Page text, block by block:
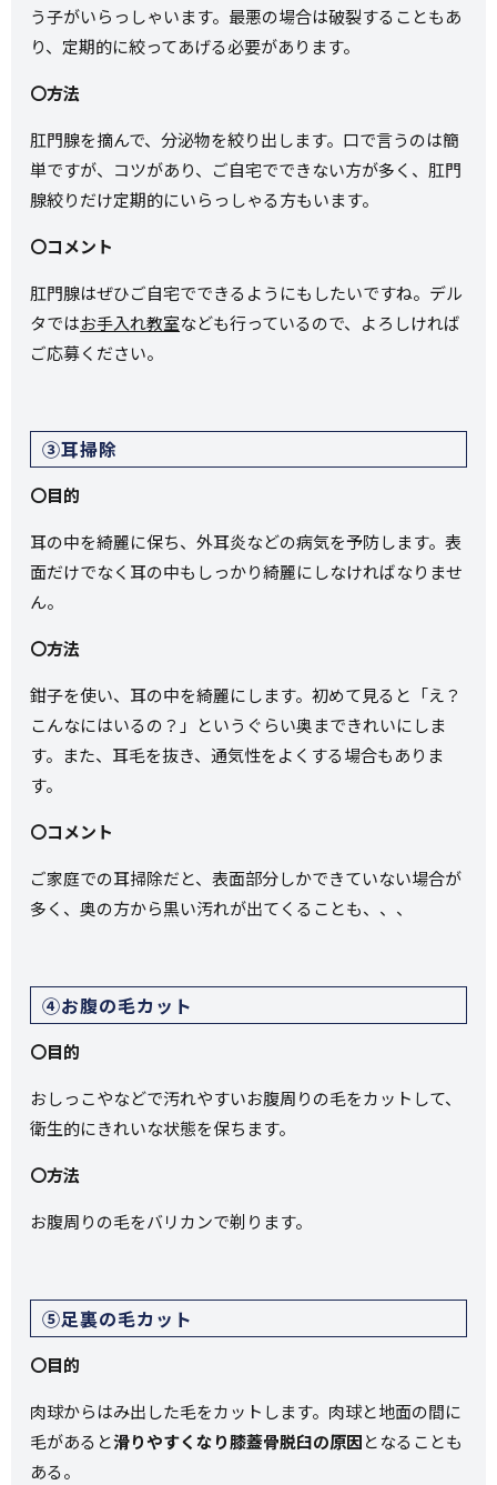
う子がいらっしゃいます。最悪の場合は破裂することもあ
り、定期的に絞ってあげる必要があります。
〇方法
肛門腺を摘んで、分泌物を絞り出します。口で言うのは簡
単ですが、コツがあり、ご自宅でできない方が多く、肛門
腺絞りだけ定期的にいらっしゃる方もいます。
〇コメント
肛門腺はぜひご自宅でできるようにもしたいですね。デル
タではお手入れ教室なども行っているので、よろしければ
ご応募ください。
③耳掃除
〇目的
耳の中を綺麗に保ち、外耳炎などの病気を予防します。表
面だけでなく耳の中もしっかり綺麗にしなければなりませ
ん。
〇方法
鉗子を使い、耳の中を綺麗にします。初めて見ると「え？
こんなにはいるの？」というぐらい奥まできれいにしま
す。また、耳毛を抜き、通気性をよくする場合もありま
す。
〇コメント
ご家庭での耳掃除だと、表面部分しかできていない場合が
多く、奥の方から黒い汚れが出てくることも、、、
④お腹の毛カット
〇目的
おしっこやなどで汚れやすいお腹周りの毛をカットして、
衛生的にきれいな状態を保ちます。
〇方法
お腹周りの毛をバリカンで剃ります。
⑤足裏の毛カット
〇目的
肉球からはみ出した毛をカットします。肉球と地面の間に
毛があると滑りやすくなり膝蓋骨脱臼の原因となることも
ある。